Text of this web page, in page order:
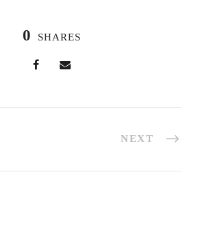
0 SHARES
NEXT